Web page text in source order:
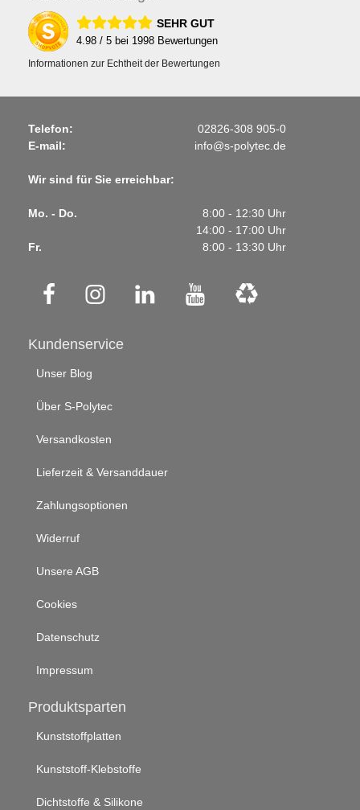
SEHR GUT
4.98 / 5 bei 1998 Bewertungen
Informationen zur Echtheit der Bewertungen
Telefon:
02826-308 905-0
E-mail:
info@s-polytec.de
Wir sind für Sie erreichbar:
Mo. - Do.
8:00 - 12:30 Uhr
14:00 - 17:00 Uhr
Fr.
8:00 - 13:30 Uhr
Kundenservice
Unser Blog
Über S-Polytec
Versandkosten
Lieferzeit & Versanddauer
Zahlungsoptionen
Widerruf
Unsere AGB
Cookies
Datenschutz
Impressum
Produktsparten
Kunststoffplatten
Kunststoff-Klebstoffe
Dichtstoffe & Silikone